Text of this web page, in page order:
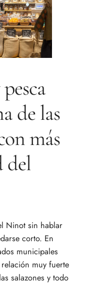
de las
más
del
Ninot sin hablar
corto. En
municipales
muy fuerte
salazones y todo